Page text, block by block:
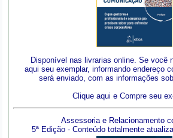
Disponível nas livrarias online. Se você
aqui seu exemplar, informando endereço
será enviado, com as informações
Clique aqui e Compre seu
Assessoria e Relacionamento
5ª Edição - Conteúdo totalmente